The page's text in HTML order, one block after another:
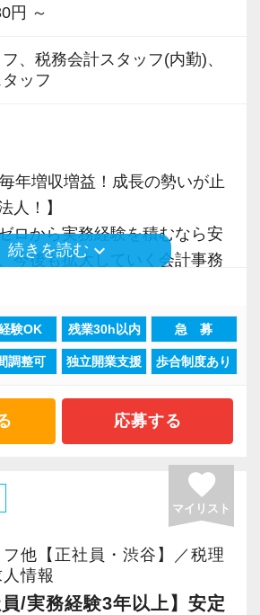
は不況に強い仕事で、融資対
ート、補助金のサポートなど
改善に積極的に取り組む企業
る「社労士診断認証制度」を
言企業」と「経営労務診断実
受け、今後も社員が働きやす
極的に推進していきます。
社で将来の不安なく働いてみ
こんなオフィスです】
鋭スタッフが立ち上げメンバ
タートしました。
もあり、IT系など最先端の技
円 ～
、税務会計スタッフ(内勤)、
ッフ
年増収増益！成長の勢いが止
人！】
ロから実務経験を積むなら安
今後も拡大していく会計事務
谷」「新宿」「錦糸町」
大阪」の６拠点を展開してい
谷オフィス」を新設し、その
」「大阪オフィス」「錦糸町
月には「柏オフィス」を開設
大阪オフィスを増床するなど、
います。
で自己成長を実現できます。
続きを読む keyboard_arrow_down
験OK 残業30h以内 急 募
調整可 独立開業支援 歩合制度あり
応募する
favorite
マイリスト
他【正社員・渋谷】／税理
情報
/実務経験3年以上】安定